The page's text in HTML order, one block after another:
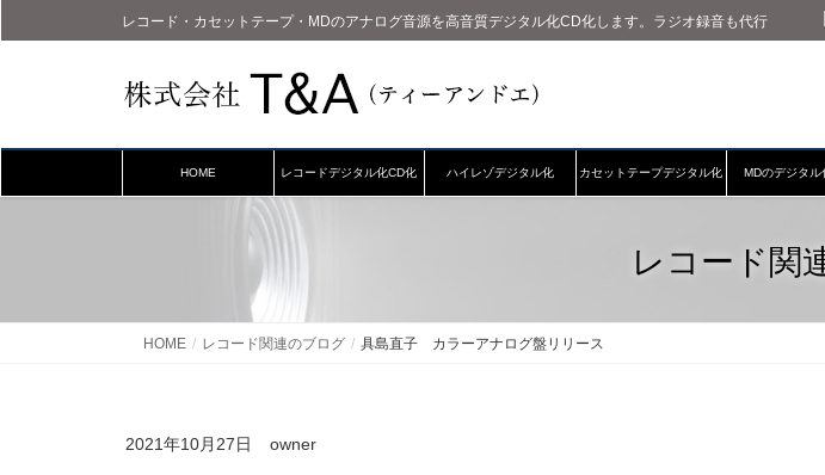
レコード・カセットテープ・MDのアナログ音源を高音質デジタル化CD化します。ラジオ録音も代行
HOME レコードデジタル化CD化 ハイレゾデジタル化 カセットテープデジタル化 MDのデジタル
レコード関
HOME レコード関連のブログ 具島直子 カラーアナログ盤リリース
2021年10月27日 owner